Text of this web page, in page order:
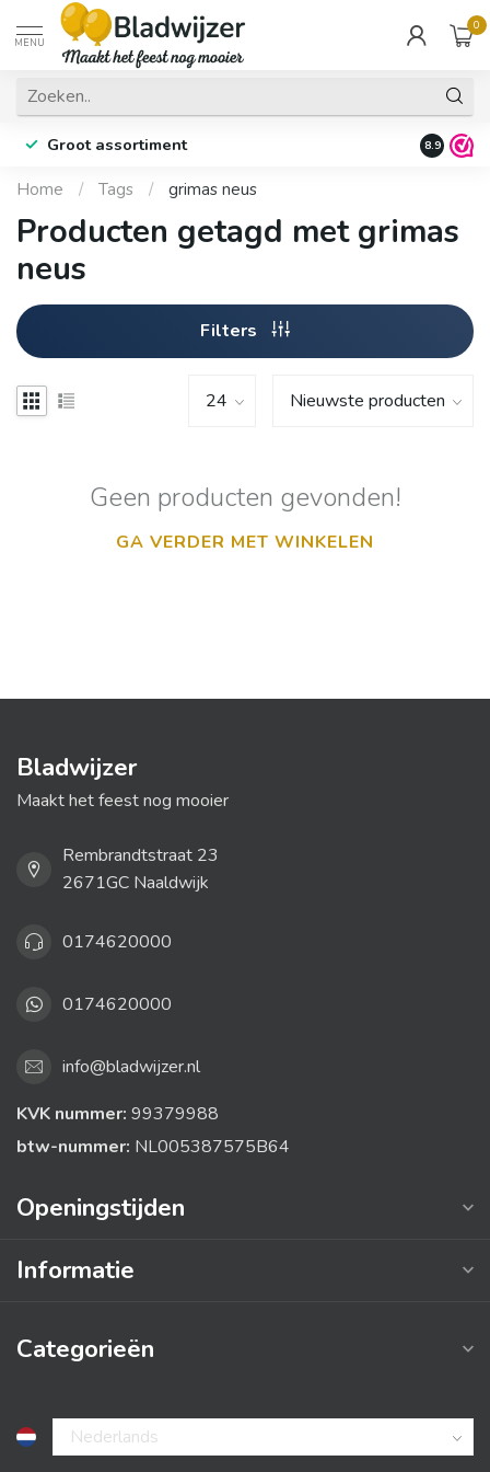
MENU
0
Groot assortiment Fysieke
8.9
Home / Tags / grimas neus
Producten getagd met grimas
neus
Filters
Geen producten gevonden!
GA VERDER MET WINKELEN
Bladwijzer
Maakt het feest nog mooier
Rembrandtstraat 23
2671GC Naaldwijk
0174620000
0174620000
info@bladwijzer.nl
KVK nummer: 99379988
btw-nummer: NL005387575B64
Openingstijden
Informatie
Categorieën